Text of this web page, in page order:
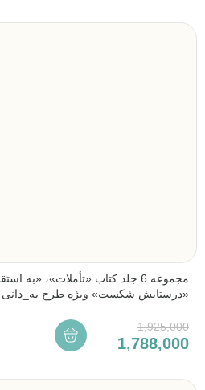
مجموعه 6 جلد کتاب «تأملات»، «به
«درستایش شکست» ویژه طرح به_دانی
1,925,000
1,788,000